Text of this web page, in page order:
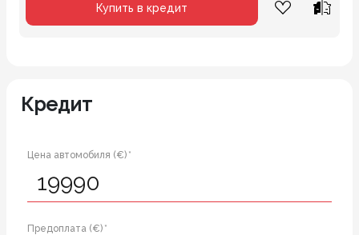
Купить в кредит
Кредит
Цена автомобиля (€) *
Предоплата (€) *